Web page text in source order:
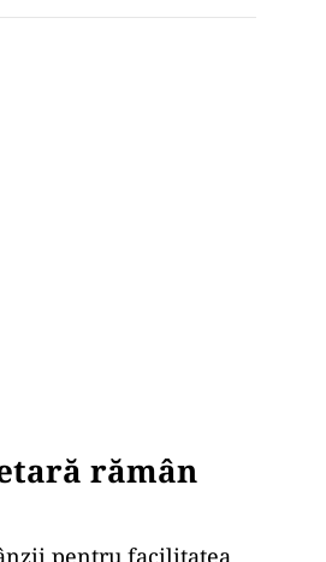
rămân
pentru facilitatea